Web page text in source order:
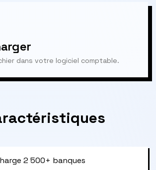
dans votre logiciel comptable.
2 500+ banques